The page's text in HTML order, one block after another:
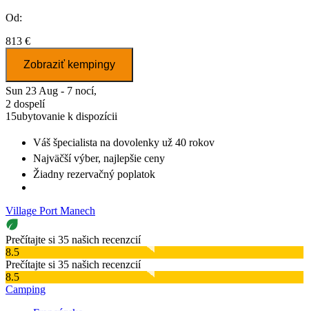
Od:
813 €
Zobraziť kempingy
Sun 23 Aug - 7 nocí,
2 dospelí
15ubytovanie k dispozícii
Váš špecialista na dovolenky už 40 rokov
Najväčší výber, najlepšie ceny
Žiadny rezervačný poplatok
Village Port Manech
Prečítajte si 35 našich recenzcií
8.5
Prečítajte si 35 našich recenzcií
8.5
Camping